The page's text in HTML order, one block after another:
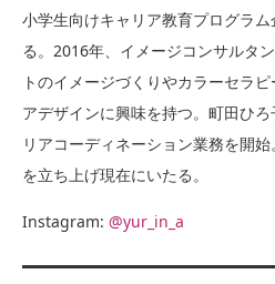
小学生向けキャリア教育プログラ
る。2016年、イメージコンサルタ
トのイメージづくりやカラーセラ
アデザインに興味を持つ。町田ひ
リアコーディネーション業務を開
を立ち上げ現在にいたる。
Instagram: @yur_in_a